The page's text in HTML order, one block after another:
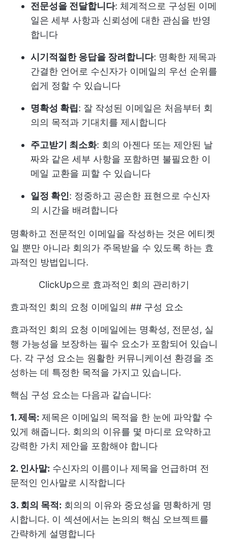
전문성을 전달합니다: 체계적으로 구성된 이메
일은 세부 사항과 신뢰성에 대한 관심을 반영
합니다
시기적절한 응답을 장려합니다: 명확한 제목과
간결한 언어로 수신자가 이메일의 우선 순위를
쉽게 정할 수 있습니다
명확성 확립: 잘 작성된 이메일은 처음부터 회
의의 목적과 기대치를 제시합니다
주고받기 최소화: 회의 아젠다 또는 제안된 날
짜와 같은 세부 사항을 포함하면 불필요한 이
메일 교환을 피할 수 있습니다
일정 확인: 정중하고 공손한 표현으로 수신자
의 시간을 배려합니다
명확하고 전문적인 이메일을 작성하는 것은 에티켓
일 뿐만 아니라 회의가 주목받을 수 있도록 하는 효
과적인 방법입니다.
ClickUp으로 효과적인 회의 관리하기
효과적인 회의 요청 이메일의 ## 구성 요소
효과적인 회의 요청 이메일에는 명확성, 전문성, 실
행 가능성을 보장하는 필수 요소가 포함되어 있습니
다. 각 구성 요소는 원활한 커뮤니케이션 환경을 조
성하는 데 특정한 목적을 가지고 있습니다.
핵심 구성 요소는 다음과 같습니다:
1. 제목: 제목은 이메일의 목적을 한 눈에 파악할 수
있게 해줍니다. 회의의 이유를 몇 마디로 요약하고
강력한 가치 제안을 포함해야 합니다
2. 인사말: 수신자의 이름이나 제목을 언급하며 전
문적인 인사말로 시작합니다
3. 회의 목적: 회의의 이유와 중요성을 명확하게 명
시합니다. 이 섹션에서는 논의의 핵심 오브젝트를
간략하게 설명합니다